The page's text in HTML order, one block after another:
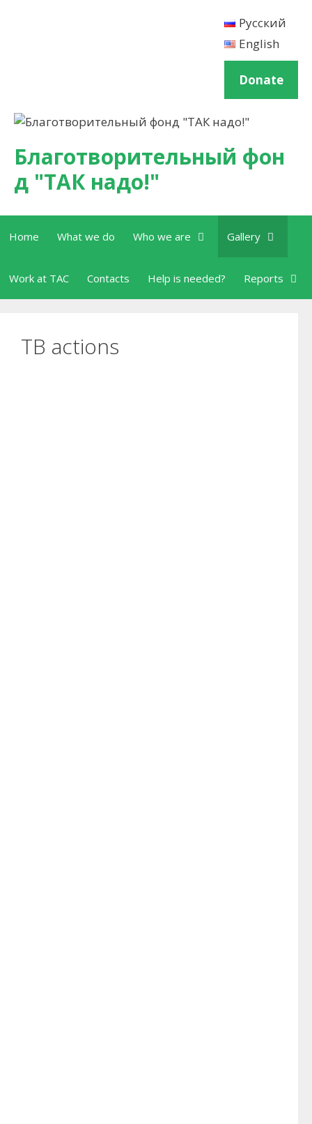
Русский
English
Donate
Благотворительный фон
д "ТАК надо!"
Home What we do Who we are Gallery
Work at TAC Contacts Help is needed? Reports
TB actions